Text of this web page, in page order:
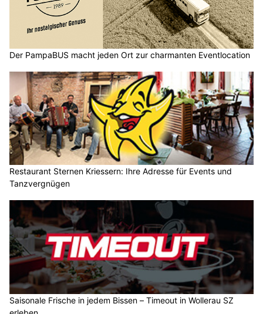
Der PampaBUS macht jeden Ort zur charmanten Eventlocation
Restaurant Sternen Kriessern: Ihre Adresse für Events und
Tanzvergnügen
Saisonale Frische in jedem Bissen – Timeout in Wollerau SZ